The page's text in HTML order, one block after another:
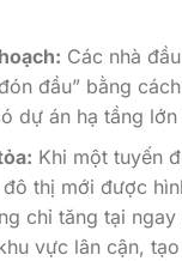
Các nhà
đầu” bằng
dự án hạ tầng lớn
Khi một tuyến
thị mới được
chỉ tăng tại
vực lân cận,